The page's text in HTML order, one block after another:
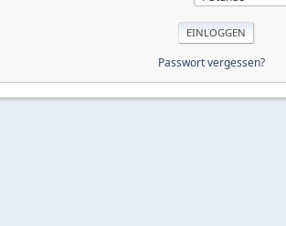
Passwort vergessen?